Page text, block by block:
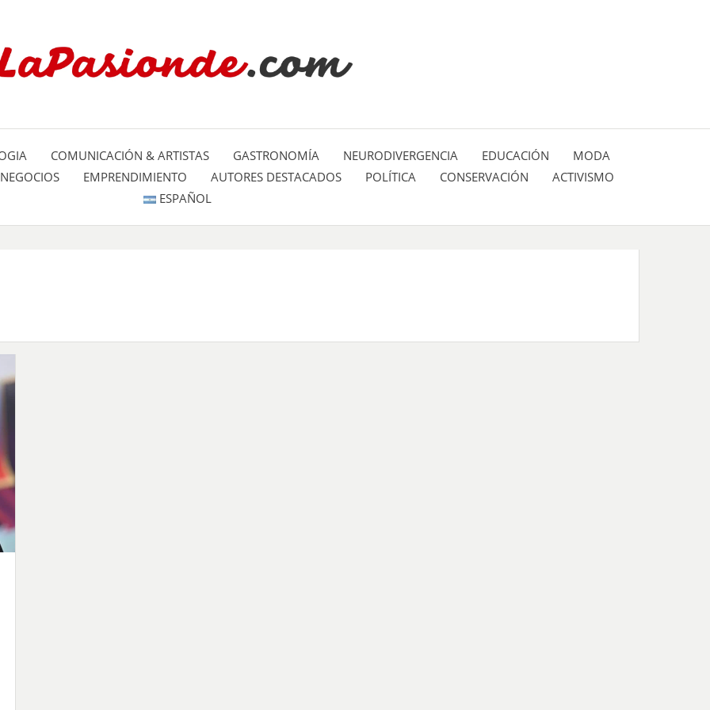
LA PASIÓN DE:
COMUNICACIÓN & ARTISTAS GASTRONOMÍA NEURODIVERGENCIA EDUCACIÓN
MODA
NEGOCIOS EMPRENDIMIENTO AUTORES DESTACADOS POLÍTICA CONSERVACIÓN
ACTIVISMO
ESPAÑOL